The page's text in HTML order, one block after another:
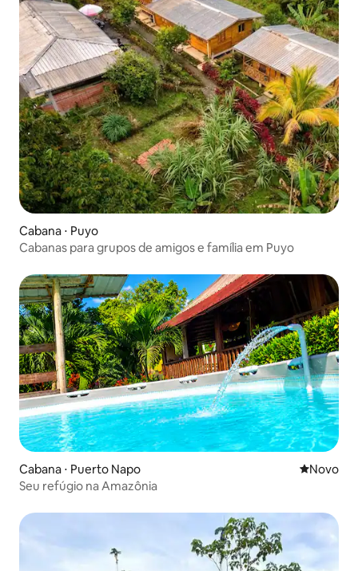
Cabana ⋅ Puyo
Cabanas para grupos de amigos e família em Puyo
Cabana ⋅ Puerto Napo Novo
Novo
Seu refúgio na Amazônia